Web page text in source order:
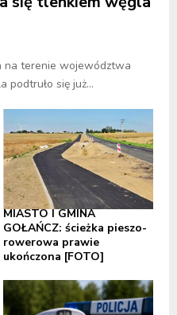
na terenie województwa
się już...
MIASTO I GMINA
GOŁAŃCZ: ścieżka pieszo-
rowerowa prawie
ukończona [FOTO]